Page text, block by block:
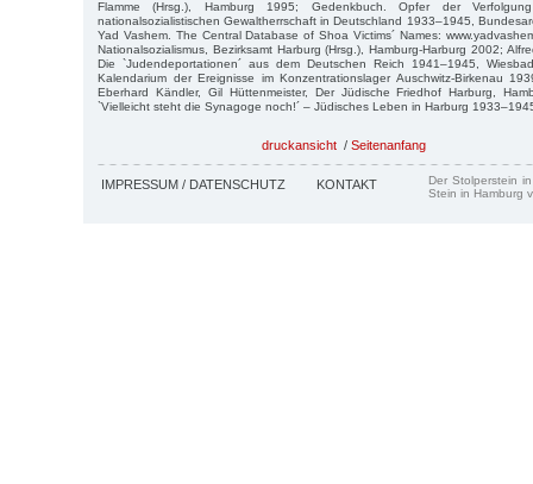
Flamme (Hrsg.), Hamburg 1995; Gedenkbuch. Opfer der
nationalsozialistischen Gewaltherrschaft in Deutschland 1933–1945,
Yad Vashem. The Central Database of Shoa Victims´ Names:
Nationalsozialismus, Bezirksamt Harburg (Hrsg.), Hamburg-Harburg 2002;
Die `Judendeportationen´ aus dem Deutschen Reich 1941–1945,
Kalendarium der Ereignisse im Konzentrationslager Auschwitz-Birkenau
Eberhard Kändler, Gil Hüttenmeister, Der Jüdische Friedhof Harburg,
`Vielleicht steht die Synagoge noch!´ – Jüdisches Leben in Harburg
druckansicht / Seitenanfang
IMPRESSUM / DATENSCHUTZ KONTAKT
Der Stolperstein
Stein in Hamburg